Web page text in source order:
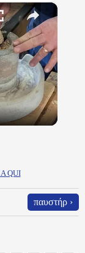
×
QUI
παυστήρ ›